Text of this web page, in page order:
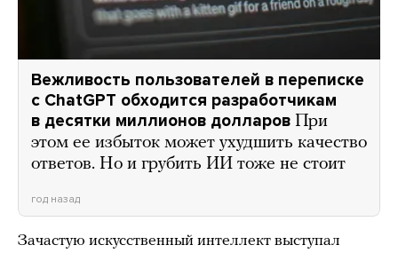
Вежливость пользователей в переписке
с ChatGPT обходится разработчикам
в десятки миллионов долларов При
этом ее избыток может ухудшить качество
ответов. Но и грубить ИИ тоже не стоит
год назад
Зачастую искусственный интеллект выступал